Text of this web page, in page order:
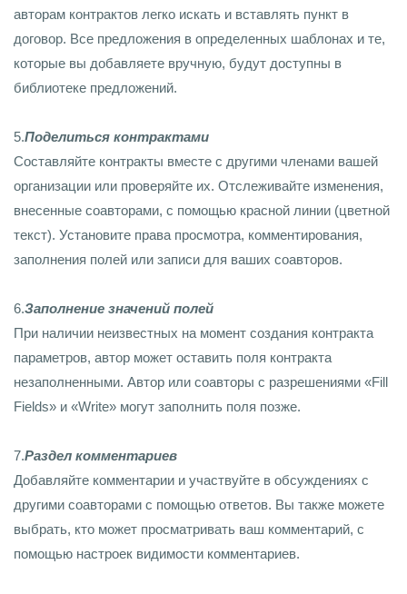
авторам контрактов легко искать и вставлять пункт в
договор. Все предложения в определенных шаблонах и те,
которые вы добавляете вручную, будут доступны в
библиотеке предложений.
5.Поделиться контрактами
Составляйте контракты вместе с другими членами вашей
организации или проверяйте их. Отслеживайте изменения,
внесенные соавторами, с помощью красной линии (цветной
текст). Установите права просмотра, комментирования,
заполнения полей или записи для ваших соавторов.
6.Заполнение значений полей
При наличии неизвестных на момент создания контракта
параметров, автор может оставить поля контракта
незаполненными. Автор или соавторы с разрешениями «Fill
Fields» и «Write» могут заполнить поля позже.
7.Раздел комментариев
Добавляйте комментарии и участвуйте в обсуждениях с
другими соавторами с помощью ответов. Вы также можете
выбрать, кто может просматривать ваш комментарий, с
помощью настроек видимости комментариев.